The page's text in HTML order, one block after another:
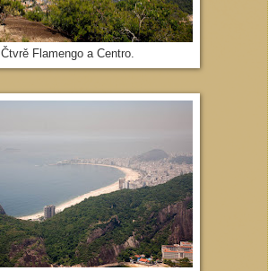
Čtvrě Flamengo a Centro.